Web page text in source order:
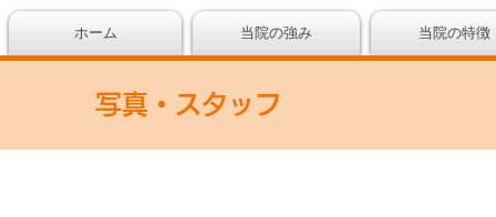
ホーム 当院の強み 当院の特徴
写真・スタッフ